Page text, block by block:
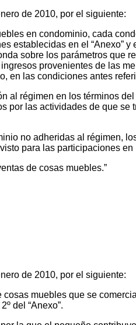
de 2010, por el siguiente:
en condominio, cada
establecidas en el “Anexo”
sobre los parámetros que
provenientes de las
en las condiciones antes
al régimen en los términos
las actividades de que se
no adheridas al régimen,
para las participaciones
de cosas muebles.”
de 2010, por el siguiente:
muebles que se
del “Anexo”.